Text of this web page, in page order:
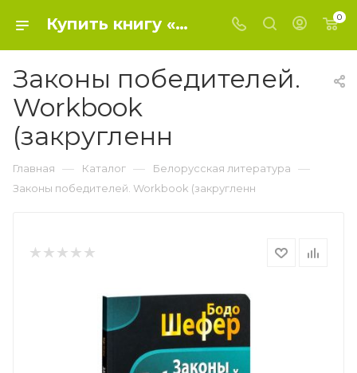
Купить книгу «Законы победителей. Workbook (закругленн» 2020, Шефер Б. - Белорусская литература 0
Законы победителей.
Workbook
(закругленн
Главная — Каталог — Белорусская литература —
Законы победителей. Workbook (закругленн